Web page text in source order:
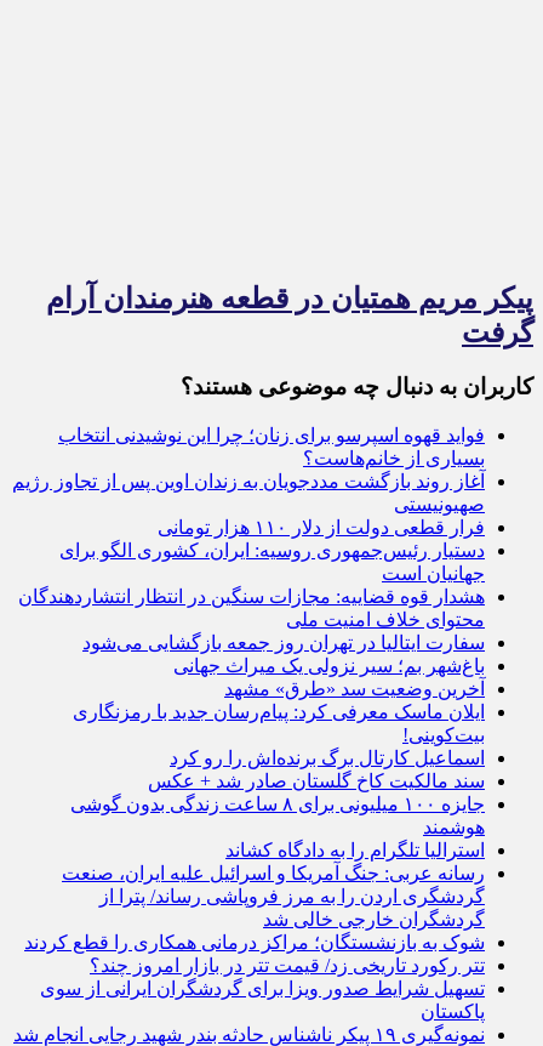
پیکر مریم همتیان در قطعه هنرمندان آرام
گرفت
کاربران به دنبال چه موضوعی هستند؟
فواید قهوه اسپرسو برای زنان؛ چرا این نوشیدنی انتخاب
بسیاری از خانم‌هاست؟
آغاز روند بازگشت مددجویان به زندان اوین پس از تجاوز رژیم
صهیونیستی
فرار قطعی دولت از دلار ۱۱۰ هزار تومانی
دستیار رئیس‌جمهوری روسیه: ایران، کشوری الگو برای
جهانیان است
هشدار قوه قضاییه: مجازات سنگین در انتظار انتشاردهندگان
محتوای خلاف امنیت ملی
سفارت ایتالیا در تهران روز جمعه بازگشایی می‌شود
باغ‌شهر بم؛ سیر نزولی یک میراث جهانی
آخرین وضعیت سد «طرق» مشهد
ایلان ماسک معرفی کرد: پیام‌رسان جدید با رمزنگاری
بیت‌کوینی!
اسماعیل کارتال برگ برنده‌اش را رو کرد
سند مالکیت کاخ گلستان صادر شد + عکس
جایزه ۱۰۰ میلیونی برای ۸ ساعت زندگی بدون گوشی
هوشمند
استرالیا تلگرام را به دادگاه کشاند
رسانه عربی: جنگ آمریکا و اسرائیل علیه ایران، صنعت
گردشگری اردن را به مرز فروپاشی رساند/ پترا از
گردشگران خارجی خالی شد
شوک به بازنشستگان؛ مراکز درمانی همکاری را قطع کردند
تتر رکورد تاریخی زد/ قیمت تتر در بازار امروز چند؟
تسهیل شرایط صدور ویزا برای گردشگران ایرانی از سوی
پاکستان
نمونه‌گیری ۱۹ پیکر ناشناس حادثه بندر شهید رجایی انجام شد